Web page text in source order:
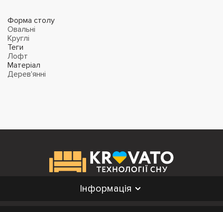
Форма столу
Овальні
Круглі
Теги
Лофт
Матеріал
Дерев'янні
Інформація